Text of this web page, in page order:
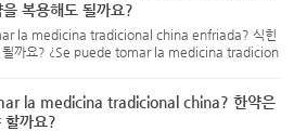
복용해도 될까요?
la medicina tradicional china enfriada? 식힌
될까요? ¿Se puede tomar la medicina tradicion
la medicina tradicional china? 한약은
할까요?